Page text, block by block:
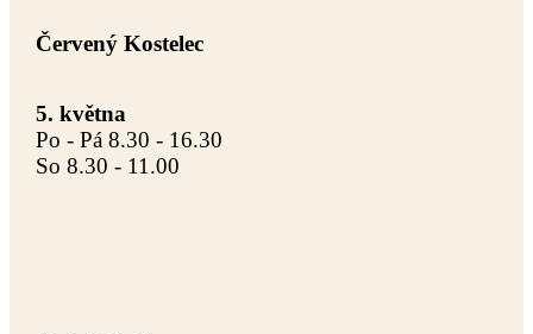
Červený Kostelec
5. května
Po - Pá 8.30 - 16.30
So 8.30 - 11.00